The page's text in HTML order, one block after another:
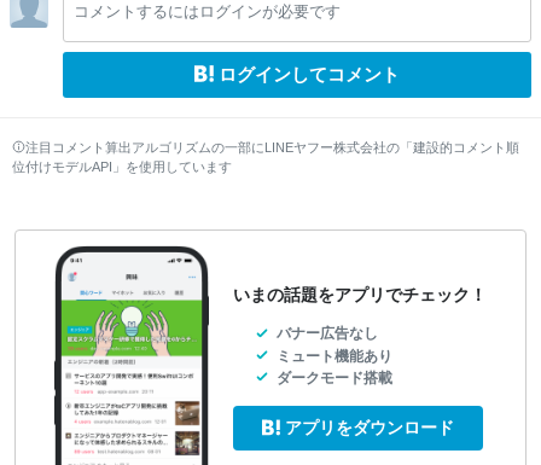
コメントするにはログインが必要です
ログインしてコメント
注目コメント算出アルゴリズムの一部にLINEヤフー株式会社の「建設的コメント順
位付けモデルAPI」を使用しています
いまの話題をアプリでチェック！
バナー広告なし
ミュート機能あり
ダークモード搭載
アプリをダウンロード